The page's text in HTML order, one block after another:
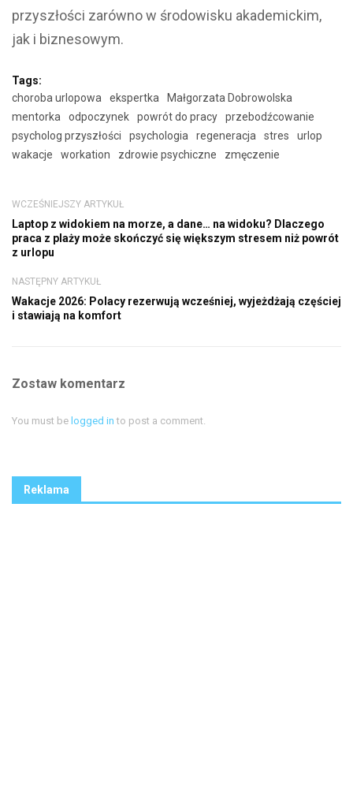
przyszłości zarówno w środowisku akademickim,
jak i biznesowym.
Tags:
choroba urlopowa
ekspertka
Małgorzata Dobrowolska
mentorka
odpoczynek powrót do pracy
przebodźcowanie
psycholog przyszłości
psychologia regeneracja stres
urlop
wakacje
workation zdrowie psychiczne zmęczenie
WCZEŚNIEJSZY ARTYKUŁ
Laptop z widokiem na morze, a dane… na widoku? Dlaczego
praca z plaży może skończyć się większym stresem niż powrót
z urlopu
NASTĘPNY ARTYKUŁ
Wakacje 2026: Polacy rezerwują wcześniej, wyjeżdżają częściej
i stawiają na komfort
Zostaw komentarz
You must be logged in to post a comment.
Reklama